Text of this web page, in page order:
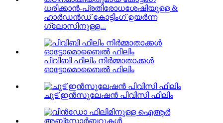
ധരിക്കാൻ-പ്രതിരോധശേഷിയുള്ള &
ഹാർഡൻഡ് കോട്ടിംഗ് ഉയർന്ന
ഗ്ലോസിനുള്ള...
പിവിബി ഫിലിം നിർമ്മാതാക്കൾ
ഓട്ടോമൊബൈൽ ഫിലിം
ചൂട് ഇൻസുലേഷൻ പിവിസി ഫിലിം